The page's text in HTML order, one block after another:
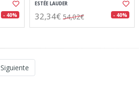
- 40%
ESTÉE LAUDER
32,34€ 54,02€ - 40%
Siguiente